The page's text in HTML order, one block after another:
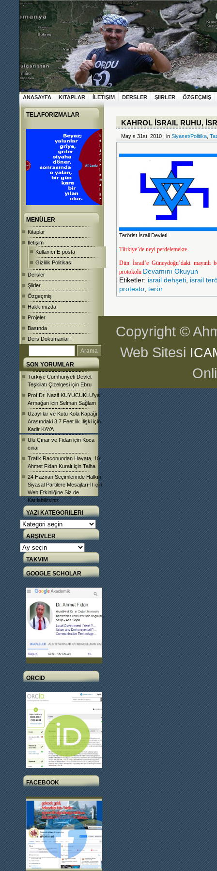
ANASAYFA KITAPLAR İLETIŞIM DERSLER ŞIIRLER ÖZGEÇMIŞ
TELAFORIZMALAR
MENÜLER
Kitaplar
İletişim
Kullanıcı E-posta
Gizlilik Politikası
Dersler
Şiirler
Özgeçmiş
Hakkımızda
Projeler
Basında
Ders Dokümanları
SON YORUMLAR
Türkiye Cumhuriyeti Devlet
Teşkilatı Çizelgesi için Ebru
Prof.Dr. Nazif KUYUCUKLU’ya
Armağan için Selman Sağlam
Uzaylılar ve Kutu Kola Kapağı
Arasındaki 3.7 Feet lik İlişki için
Kadir KAYA
Ulu Çınar ve Fidan için Koca
cinar
Trafik Raconundan Hayata, 10
Ahmet Fidan Kuralı için Talha
24 Haziran Seçimlerinde Halkın
Siyasal Partilere Mesajları-II için
Web Etkinliğine Siz de
Katılabilirsiniz
YAZI KATEGORILERI
Yazı
Kategorileri
ARŞIVLER
Arşivler
TAKVIM
GOOGLE SCHOLAR
ORCID
FACEBOOK
KAHROL İSRAIL RUHU,
Mayıs 31st, 2010 | in Siyaset/Politika
Terörist İsrail Devleti
Türkiye’de neyi perdelemekte.
Dün İsrail’e Güneydoğu’daki
protokolü Devamını Okuyun
Etiketler: israil dehşeti, israil
protesto, terör
Copyright ©
Web Sitesi